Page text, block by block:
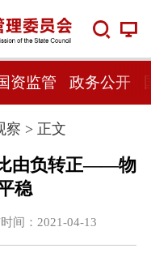
资监管 政务公开
察 > 正文
由负转正——物
稳
：2021-04-13